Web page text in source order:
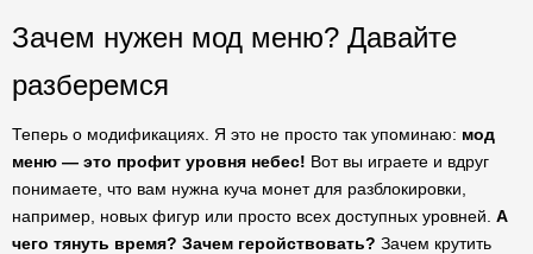
Зачем нужен мод меню? Давайте
разберемся
Теперь о модификациях. Я это не просто так упоминаю: мод
меню — это профит уровня небес! Вот вы играете и вдруг
понимаете, что вам нужна куча монет для разблокировки,
например, новых фигур или просто всех доступных уровней. А
чего тянуть время? Зачем геройствовать? Зачем крутить